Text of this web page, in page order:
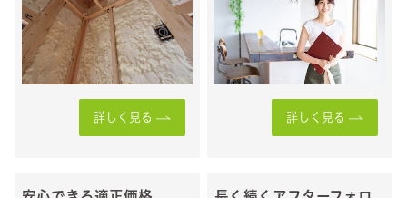
詳しく見る 詳しく見る